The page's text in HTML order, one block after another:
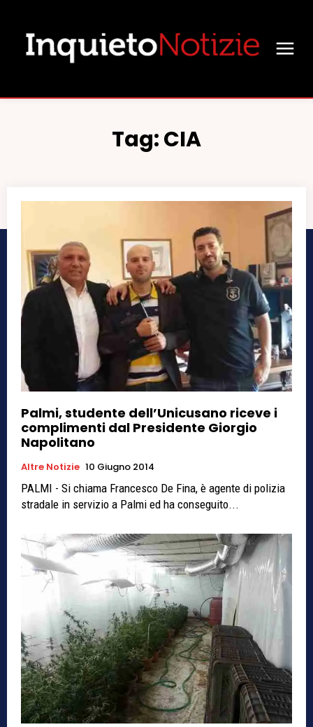
Tag:CIA
Palmi, studente dell’Unicusano riceve i
complimenti dal Presidente Giorgio
Napolitano
Altre Notizie 10 Giugno 2014
PALMI - Si chiama Francesco De Fina, è agente di polizia
stradale in servizio a Palmi ed ha conseguito...